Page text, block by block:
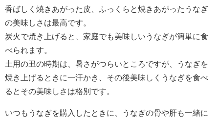
香ばしく焼きあがった皮、ふっくらと焼きあがったうなぎ
の美味しさは最高です。
炭火で焼き上げると、家庭でも美味しいうなぎが簡単に食
べられます。
土用の丑の時期は、暑さがつらいところですが、うなぎを
焼き上げるときに一汗かき、その後美味しくうなぎを食べ
るとその美味しさは格別です。
いつもうなぎを購入したときに、うなぎの骨や肝も一緒に